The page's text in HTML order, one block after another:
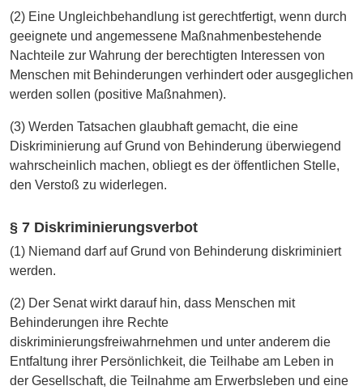
(2) Eine Ungleichbehandlung ist gerechtfertigt, wenn durch
geeignete und angemessene Maßnahmenbestehende
Nachteile zur Wahrung der berechtigten Interessen von
Menschen mit Behinderungen verhindert oder ausgeglichen
werden sollen (positive Maßnahmen).
(3) Werden Tatsachen glaubhaft gemacht, die eine
Diskriminierung auf Grund von Behinderung überwiegend
wahrscheinlich machen, obliegt es der öffentlichen Stelle,
den Verstoß zu widerlegen.
§ 7 Diskriminierungsverbot
(1) Niemand darf auf Grund von Behinderung diskriminiert
werden.
(2) Der Senat wirkt darauf hin, dass Menschen mit
Behinderungen ihre Rechte
diskriminierungsfreiwahrnehmen und unter anderem die
Entfaltung ihrer Persönlichkeit, die Teilhabe am Leben in
der Gesellschaft, die Teilnahme am Erwerbsleben und eine